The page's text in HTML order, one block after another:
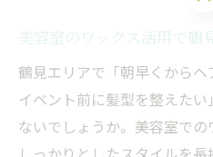
美容室のワックス活用で鶴
鶴見エリアで「朝早くから
イベント前に髪型を整えた
ないでしょうか。美容室で